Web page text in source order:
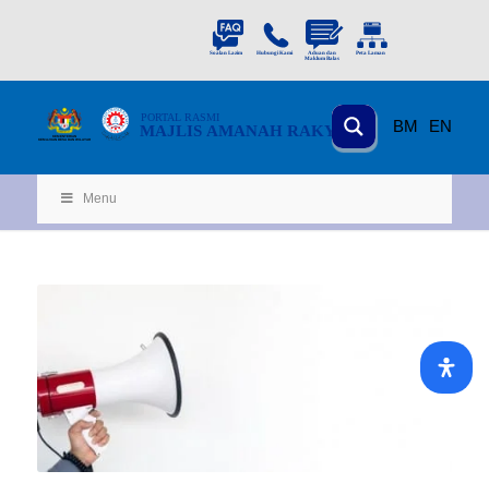
BM EN
MAJLIS AMANAH RAKYAT
PORTAL RASMI
KEMENTERIAN
KEMAJUAN DESA DAN WILA YAH
Menu